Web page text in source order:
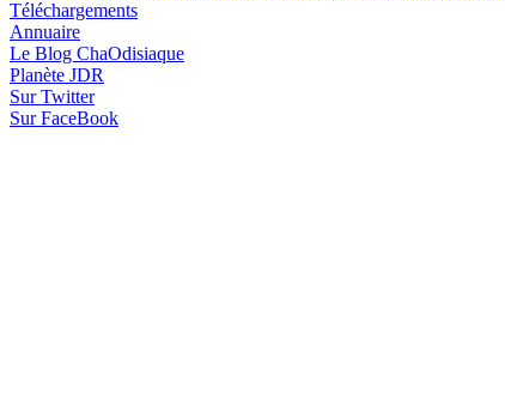
Téléchargements
Annuaire
Le Blog ChaOdisiaque
Planète JDR
Sur Twitter
Sur FaceBook